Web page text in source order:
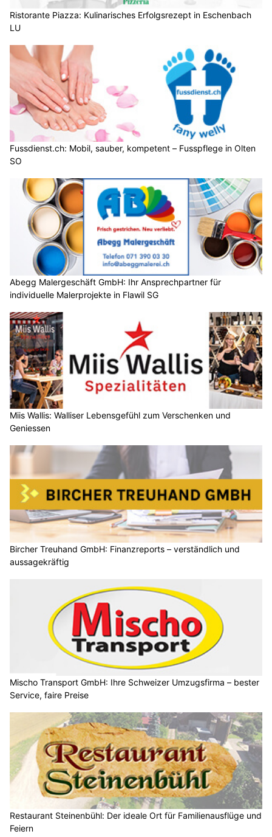
Ristorante Piazza: Kulinarisches Erfolgsrezept in Eschenbach
LU
Fussdienst.ch: Mobil, sauber, kompetent – Fusspflege in Olten
SO
Abegg Malergeschäft GmbH: Ihr Ansprechpartner für
individuelle Malerprojekte in Flawil SG
Miis Wallis: Walliser Lebensgefühl zum Verschenken und
Geniessen
Bircher Treuhand GmbH: Finanzreports – verständlich und
aussagekräftig
Mischo Transport GmbH: Ihre Schweizer Umzugsfirma – bester
Service, faire Preise
Restaurant Steinenbühl: Der ideale Ort für Familienausflüge und
Feiern